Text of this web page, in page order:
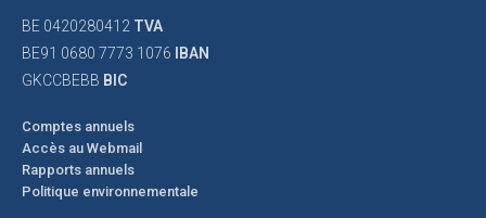
BE 0420280412 TVA
BE91 0680 7773 1076
IBAN
GKCCBEBB BIC
Comptes annuels
Accès au Webmail
Rapports annuels
Politique environnementale